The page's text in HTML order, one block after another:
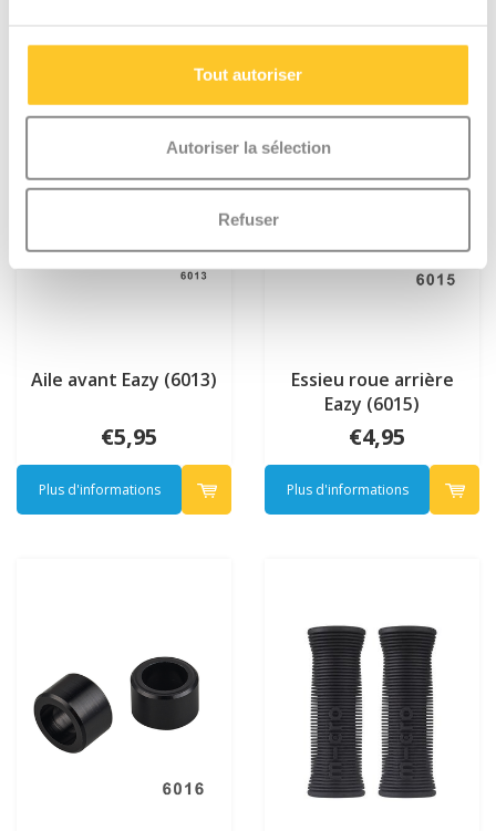
Tout autoriser
Autoriser la sélection
Refuser
Aile avant Eazy (6013)
€5,95
Plus d'informations
Essieu roue arrière
Eazy (6015)
€4,95
Plus d'informations